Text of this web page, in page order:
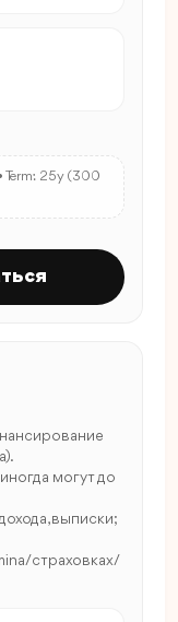
Term: 25y (300
могут до
выписки;
страховках/